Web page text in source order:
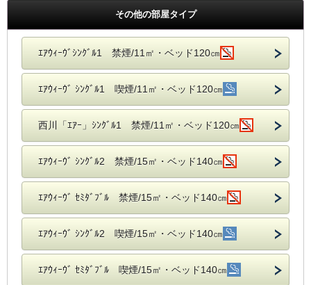
その他の部屋タイプ
ｴｱｳｨｰｳﾞｼﾝｸﾞﾙ1 禁煙/11㎡・ベッド120㎝
ｴｱｳｨｰｳﾞ ｼﾝｸﾞﾙ1 喫煙/11㎡・ベッド120㎝
西川「ｴｱｰ」ｼﾝｸﾞﾙ1 禁煙/11㎡・ベッド120㎝
ｴｱｳｨｰｳﾞ ｼﾝｸﾞﾙ2 禁煙/15㎡・ベッド140㎝
ｴｱｳｨｰｳﾞ ｾﾐﾀﾞﾌﾞﾙ 禁煙/15㎡・ベッド140㎝
ｴｱｳｨｰｳﾞ ｼﾝｸﾞﾙ2 喫煙/15㎡・ベッド140㎝
ｴｱｳｨｰｳﾞ ｾﾐﾀﾞﾌﾞﾙ 喫煙/15㎡・ベッド140㎝